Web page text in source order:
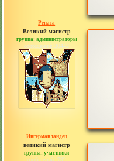
Рената
Великий магистр
группа: администраторы
сообщений: 30442
Ингерманландец
великий магистр
группа: участники
сообщений: 792